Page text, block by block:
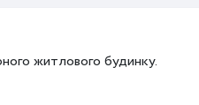
житлового будинку.